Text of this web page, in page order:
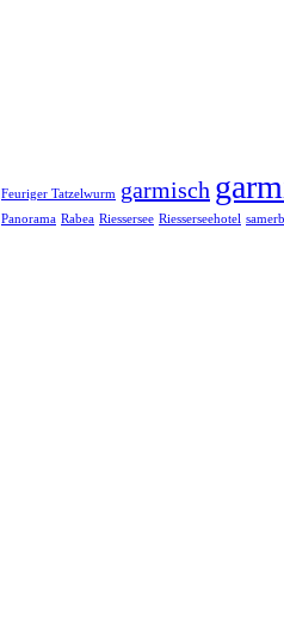
Feuriger Tatzelwurm garmisch
Panorama Rabea Riessersee Riesserseehotel